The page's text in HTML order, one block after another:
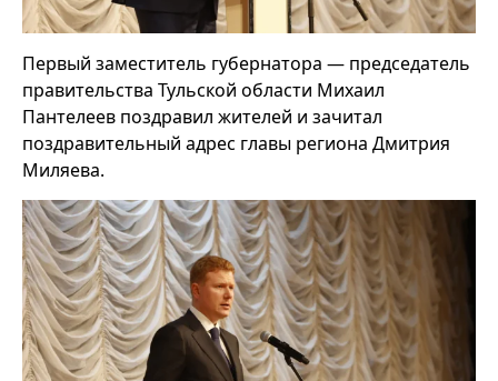
Первый заместитель губернатора — председатель
правительства Тульской области Михаил
Пантелеев поздравил жителей и зачитал
поздравительный адрес главы региона Дмитрия
Миляева.